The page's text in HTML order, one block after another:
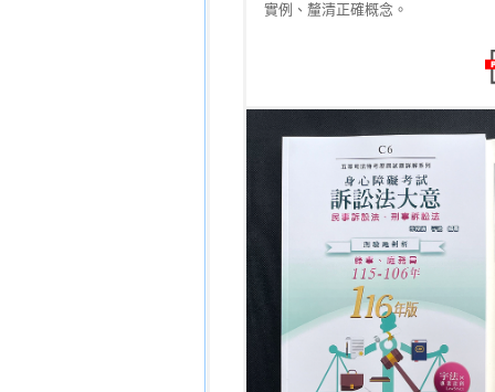
實例、釐清正確概念。